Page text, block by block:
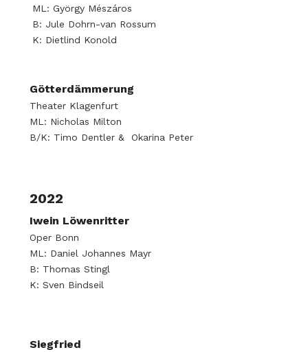
ML: György Mészáros
B: Jule Dohrn-van Rossum
K: Dietlind Konold
Götterdämmerung
Theater Klagenfurt
ML: Nicholas Milton
B/K: Timo Dentler & Okarina Peter
2022
Iwein Löwenritter
Oper Bonn
ML: Daniel Johannes Mayr
B: Thomas Stingl
K: Sven Bindseil
Siegfried